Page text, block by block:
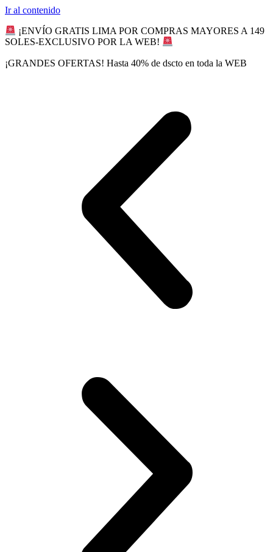
Ir al contenido
¡ENVÍO GRATIS LIMA POR COMPRAS MAYORES A 149
SOLES-EXCLUSIVO POR LA WEB!
¡GRANDES OFERTAS! Hasta 40% de dscto en toda la WEB